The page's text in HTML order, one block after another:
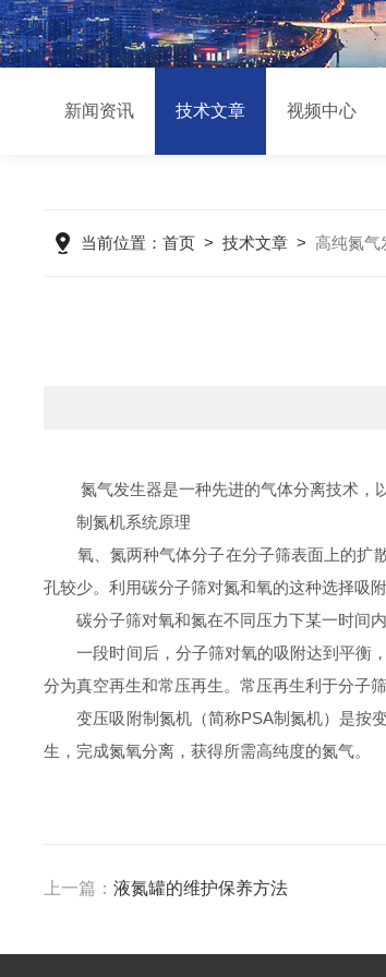
新闻资讯 技术文章 视频中心
当前位置：首页 >技术文章 >高纯氮气
氮气发生器是一种先进的气体分离技术，以
制氮机系统原理
氧、氮两种气体分子在分子筛表面上的扩散
孔较少。利用碳分子筛对氮和氧的这种选择吸
碳分子筛对氧和氮在不同压力下某一时间内
一段时间后，分子筛对氧的吸附达到平衡，
分为真空再生和常压再生。常压再生利于分子
变压吸附制氮机（简称PSA制氮机）是按变
生，完成氮氧分离，获得所需高纯度的氮气。
上一篇：液氮罐的维护保养方法